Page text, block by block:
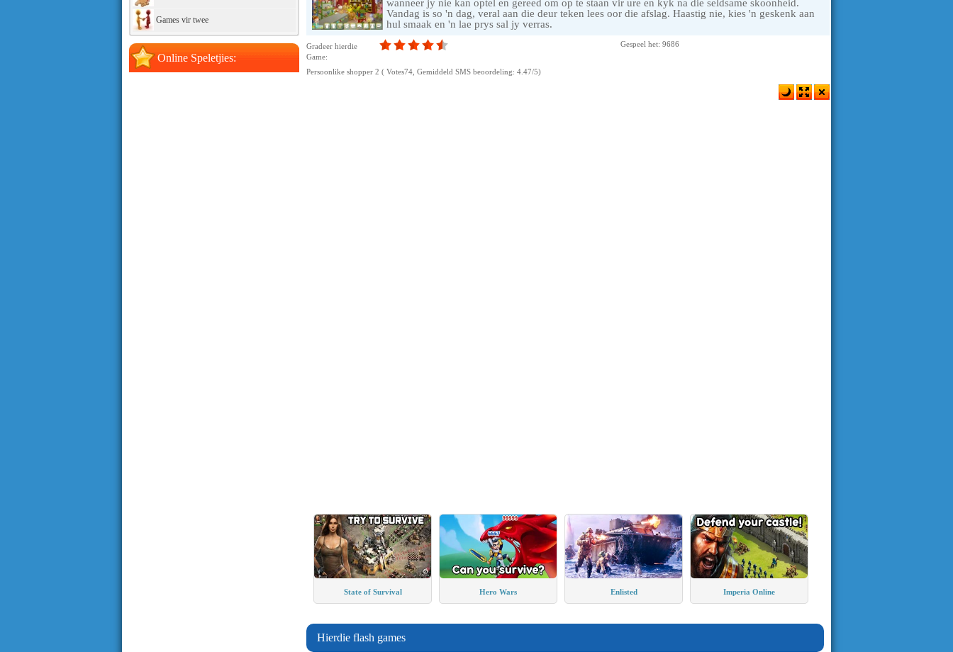
Games vir twee
Online Speletjies:
wanneer jy nie kan optel en gereed om op te staan ​​vir ure en kyk na die seldsame skoonheid.
Vandag is so 'n dag, veral aan die deur teken lees oor die afslag. Haastig nie, kies 'n geskenk aan
hul smaak en 'n lae prys sal jy verras.
Gradeer hierdie
Game:
Gespeel het: 9686
Persoonlike shopper 2 ( Votes74 , Gemiddeld SMS beoordeling: 4.47/5)
State of Survival Hero Wars Enlisted Imperia Online
Hierdie flash games